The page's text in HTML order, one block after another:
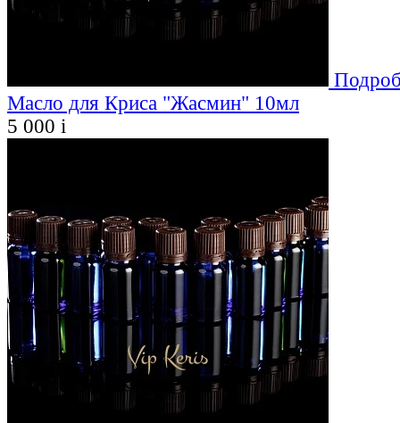
Масло для Криса "Жасмин" 10мл
5 000 i